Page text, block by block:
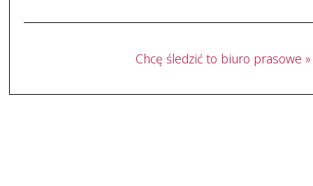
Chcę śledzić to biuro prasowe »